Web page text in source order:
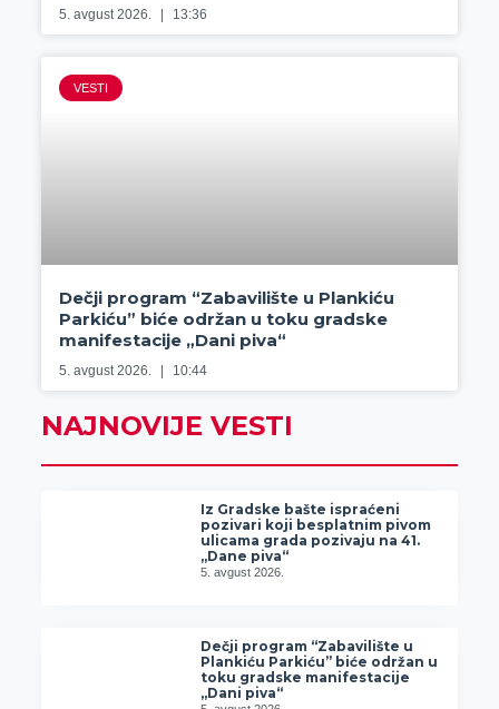
5. avgust 2026. 13:36
VESTI
Dečji program “Zabavilište u Plankiću
Parkiću” biće održan u toku gradske
manifestacije „Dani piva“
5. avgust 2026. 10:44
NAJNOVIJE VESTI
Iz Gradske bašte ispraćeni
pozivari koji besplatnim pivom
ulicama grada pozivaju na 41.
„Dane piva“
5. avgust 2026.
Dečji program “Zabavilište u
Plankiću Parkiću” biće održan u
toku gradske manifestacije
„Dani piva“